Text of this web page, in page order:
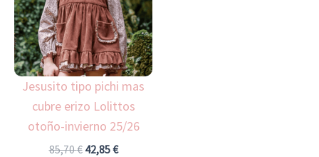
Jesusito tipo pichi mas
cubre erizo Lolittos
otoño-invierno 25/26
85,70€ 42,85€
variantes.
Las
opciones